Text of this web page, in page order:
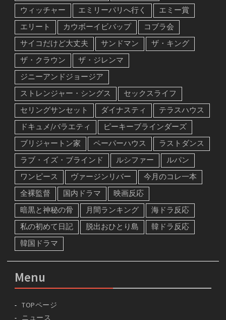
アンブレラ・アカデミー
イカゲーム
ウィッチャー
エミリーパリへ行く
エミー賞
エリート
カウボーイビバップ
コブラ会
サイコだけど大丈夫
サンドマン
ザ・クラウン
ザ・ジレンマ
ジニーアンドジョージア
ストレンジャー・シングス
セックスライフ
セリングサンセット
ダイナスティ
テラスハウス
ドキュメ/バラエティ
ピーキーブラインダーズ
ブリジャートン家
ペーパーハウス
ラストダンス
ラブ・イズ・ブラインド
ルシファー
ルパン
ワンピース
ヴァージンリバー
今月のコレ一本
全裸監督
国内ドラマ
映画反応
暗黒と神秘の骨
月間ランキング
海ドラ反応
私の初めて日記
Menu
TOPページ